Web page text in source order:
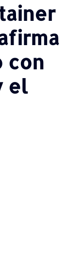
con
el